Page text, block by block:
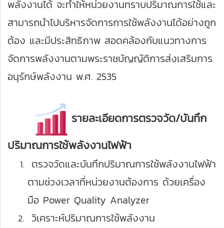
พลังงานได้ จะทำให้หน่วยงานทราบปริมาณการใช้และ
สามารถนำไปบริหารจัดการการใช้พลังงานได้อย่างถูก
ต้อง และมีประสิทธิภาพ สอดคล้องกับแนวทางการ
จัดการพลังงานตามพระราชบัญญัติการส่งเสริมการ
อนุรักษ์พลังงาน พ.ศ. 2535
รายละเอียดการตรวจวัด/บันทึก
ปริมาณการใช้พลังงานไฟฟ้า
ตรวจวัดและบันทึกปริมาณการใช้พลังงานไฟฟ้า
ตามช่วงเวลาที่หน่วยงานต้องการ ด้วยเครื่อง
มือ Power Quality Analyzer
วิเคราะห์ปริมาณการใช้พลังงาน